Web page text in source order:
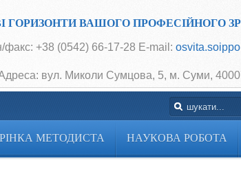
ГОРИЗОНТИ ВАШОГО ПРОФЕСІЙНОГО
+38 (0542) 66-17-28 E-mail:
вул. Миколи Сумцова, 5, м. Суми,
МЕТОДИСТА НАУКОВА РОБОТА